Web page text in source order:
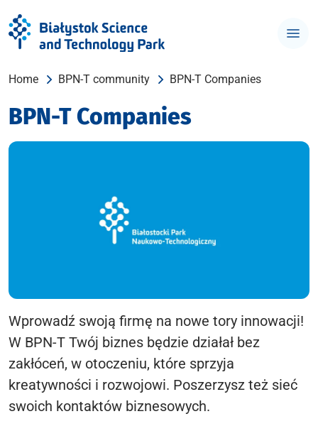
Home BPN-T community BPN-T Companies
BPN-T Companies
Wprowadź swoją firmę na nowe tory innowacji!
W BPN-T Twój biznes będzie działał bez
zakłóceń, w otoczeniu, które sprzyja
kreatywności i rozwojowi. Poszerzysz też sieć
swoich kontaktów biznesowych.